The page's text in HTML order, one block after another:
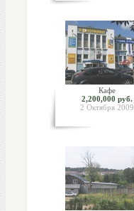
Кафе
2,200,000 руб.
2 Октября 2009